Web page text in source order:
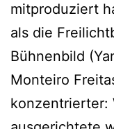
mitproduziert
als die
Bühnenbild
Monteiro
konzentrierter: